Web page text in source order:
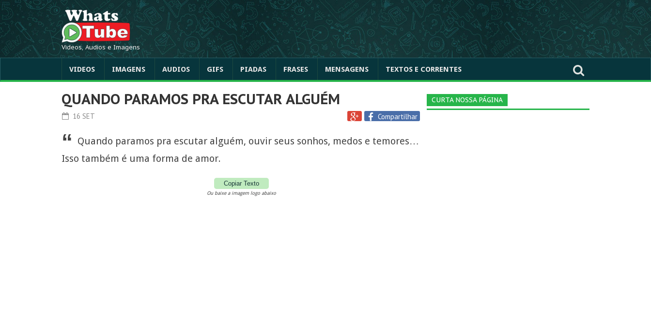
Videos, Audios e Imagens
VIDEOS IMAGENS AUDIOS GIFS PIADAS FRASES MENSAGENS TEXTOS E CORRENTES
QUANDO PARAMOS PRA ESCUTAR ALGUÉM
16 SET Compartilhar
“ Quando paramos pra escutar alguém, ouvir seus sonhos, medos e temores…
Isso também é uma forma de amor.
Copiar Texto
Ou baixe a imagem logo abaixo
CURTA NOSSA PÁGINA